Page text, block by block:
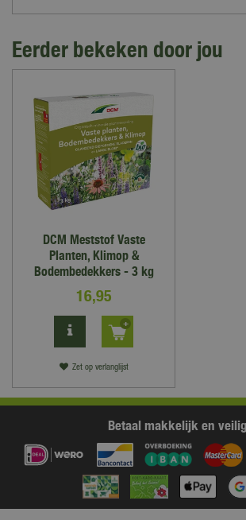
Eerder bekeken door jou
DCM Meststof Vaste
Planten, Klimop &
Bodembedekkers - 3 kg
16,95
Zet op verlanglijst
Betaal makkelijk en veilig